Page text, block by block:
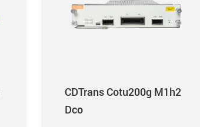
CDTrans Cotu200g M1h2
Dco